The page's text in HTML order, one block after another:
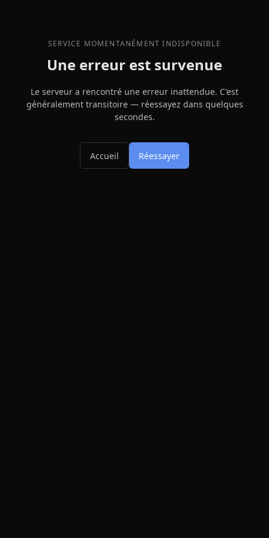
SERVICE MOMENTANÉMENT INDISPONIBLE
Une erreur est survenue
Le serveur a rencontré une erreur inattendue. C'est
généralement transitoire — réessayez dans quelques
secondes.
Accueil Réessayer